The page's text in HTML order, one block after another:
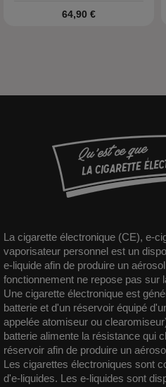
Prix
64,90 €
La cigarette électronique (CE), e-
vaporisateur personnel est un
e-liquide afin de produire un
fonctionnement ne repose pas sur
Une cigarette électronique est
batterie et d'un réservoir équipé
appelée atomiseur ou
batterie alimente la résistance qui
réservoir afin de produire un
Les cigarettes électroniques sont
d'e-liquides. Les e-liquides sont